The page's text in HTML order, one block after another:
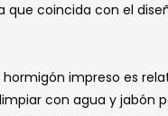
coincida con el
hormigón impreso es
con agua y jabón